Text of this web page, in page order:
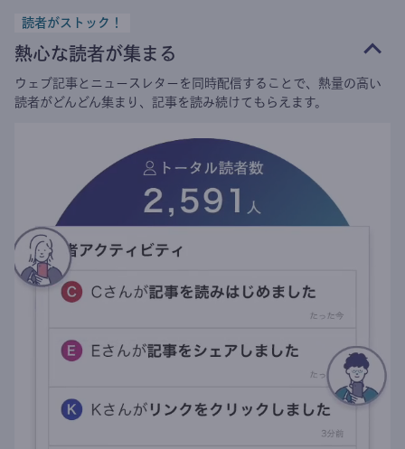
読者がストック！
熱心な読者が集まる
ウェブ記事とニュースレターを同時配信することで、熱量の高い
読者がどんどん集まり、記事を読み続けてもらえます。